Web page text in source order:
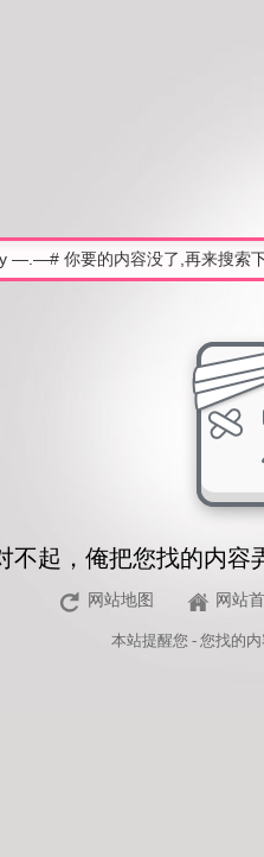
不起，俺把您找的内容
网站地图 网站
本站提醒您 - 您找的